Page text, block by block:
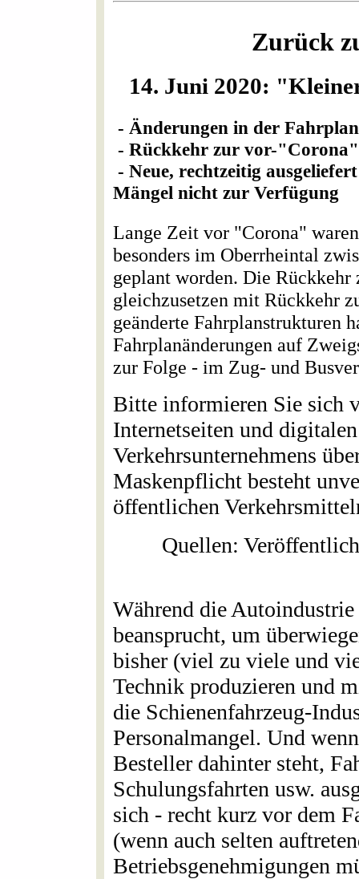
Zurück
14. Juni 2020:
- Änderungen in der
- Rückkehr zur vor-
- Neue, rechtzeitig
Mängel nicht zur Verfügung
Lange Zeit vor "Corona"
besonders im Oberrheintal
geplant worden. Die
gleichzusetzen mit Rückkehr
geänderte Fahrplanstrukturen
Fahrplanänderungen auf
zur Folge - im Zug- und
Bitte informieren Sie sich
Internetseiten und
Verkehrsunternehmens
Maskenpflicht besteht
öffentlichen
Quellen:
Während die
beansprucht, um
bisher (viel zu viele und
Technik produzieren und
die Schienenfahrzeug-
Personalmangel. Und
Besteller dahinter steht,
Schulungsfahrten usw.
sich - recht kurz vor dem
(wenn auch selten
Betriebsgenehmigungen